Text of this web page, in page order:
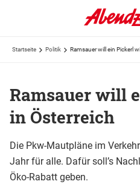
Startseite Politik Ramsauer will ein Pickerl
Ramsauer will
in Österreich
Die Pkw-Mautpläne im
Jahr für alle. Dafür soll’s
Öko-Rabatt geben.